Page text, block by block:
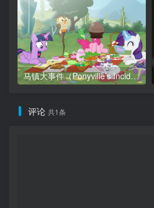
马镇大事件（Ponyville’s Incident）
评论 共1条